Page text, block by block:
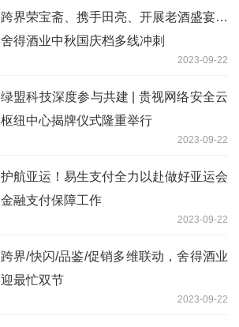
跨界荣宝斋、携手田亮、开展老酒盛宴…
舍得酒业中秋国庆档多线冲刺
2023-09-22
绿盟科技深度参与共建 | 贵视网络安全云
枢纽中心揭牌仪式隆重举行
2023-09-22
护航亚运！易生支付全力以赴做好亚运会
金融支付保障工作
2023-09-22
跨界/快闪/品鉴/促销多维联动，舍得酒业
迎最忙双节
2023-09-22